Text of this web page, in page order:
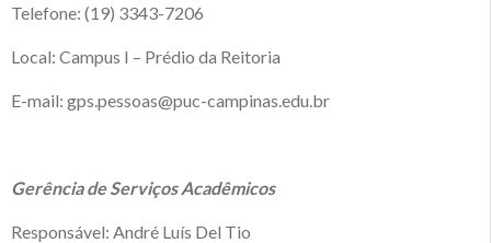
Telefone: (19) 3343-7206
Local: Campus I – Prédio da Reitoria
E-mail: gps.pessoas@puc-campinas.edu.br
Gerência de Serviços Acadêmicos
Responsável: André Luís Del Tio